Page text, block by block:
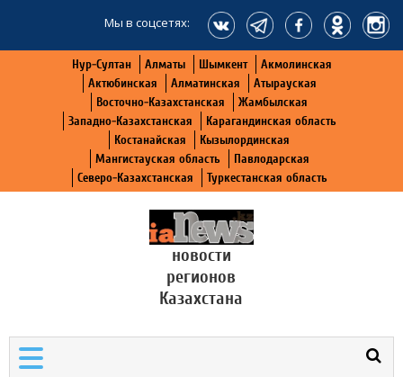
Мы в соцсетях:
Нур-Султан Алматы Шымкент
Акмолинская
Актюбинская
Алматинская
Атырауская
Восточно-Казахстанская
Жамбылская
Западно-Казахстанская
Карагандинская область
Костанайская
Кызылординская
Мангистауская область
Павлодарская
Северо-Казахстанская
Туркестанская область
новости
регионов
Казахстана